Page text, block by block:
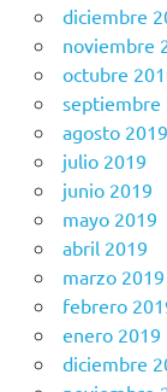
diciembre
noviembre
octubre
septiembre
agosto 2019
julio 2019
junio 2019
mayo 2019
abril 2019
marzo 2019
febrero
enero 2019
diciembre